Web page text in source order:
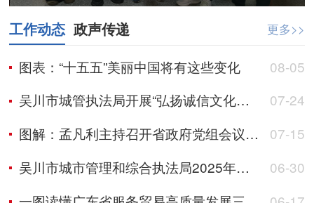
工作动态 政声传递 更多>>
图表：“十五五”美丽中国将有这些变化
08-05
吴川市城管执法局开展“弘扬诚信文化，筑牢信用根基”的主题宣传活动
07-24
图解：孟凡利主持召开省政府党组会议、常务会议 深入开展树立和践行正确政绩观学习教育 研究推动传统制造业优化升级、服务业扩能提质、人工智能加快应用等工作
07-15
吴川市城市管理和综合执法局2025年部门整体支出绩效自评报告
06-30